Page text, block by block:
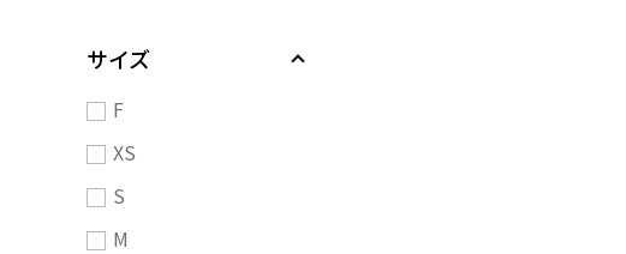
サイズ
F
XS
S
M